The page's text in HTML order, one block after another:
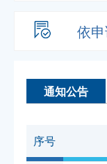
依
通知公告
序号